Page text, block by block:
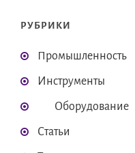
РУБРИКИ
Промышленность
Инструменты
Оборудование
Статьи